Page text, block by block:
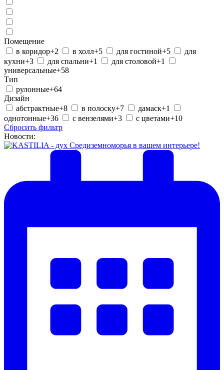
Помещение
в коридор+2 в холл+5 для гостиной+5
для
кухни+3 для спальни+1 для столовой+1
универсальные+58
Тип
рулонные+64
Дизайн
абстрактные+8 в полоску+7 дамаск+1
однотонные+36 с вензелями+3 с цветами+10
Сбросить фильтр
Новости: